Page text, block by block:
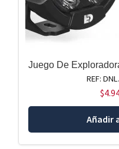
Juego De
REF:
$
Añadir